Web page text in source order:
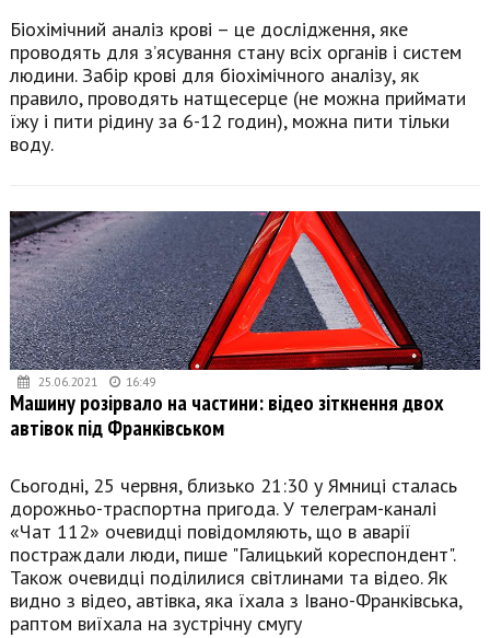
Біохімічний аналіз крові – це дослідження, яке
проводять для з’ясування стану всіх органів і систем
людини. Забір крові для біохімічного аналізу, як
правило, проводять натщесерце (не можна приймати
їжу і пити рідину за 6-12 годин), можна пити тільки
воду.
25.06.2021 16:49
Машину розірвало на частини: відео зіткнення двох
автівок під Франківськом
Сьогодні, 25 червня, близько 21:30 у Ямниці сталась
дорожньо-траспортна пригода. У телеграм-каналі
«Чат 112» очевидці повідомляють, що в аварії
постраждали люди, пише "Галицький кореспондент".
Також очевидці поділилися світлинами та відео. Як
видно з відео, автівка, яка їхала з Івано-Франківська,
раптом виїхала на зустрічну смугу